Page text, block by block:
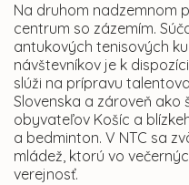
Na druhom nadzemnom
centrum so zázemím.
antukových tenisových
návštevníkov je k
slúži na prípravu
Slovenska a zároveň
obyvateľov Košíc a
a bedminton. V NTC sa
mládež, ktorú vo
verejnosť.